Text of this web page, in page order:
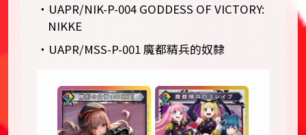
・UAPR/NIK-P-004 GODDESS OF VICTORY:
NIKKE
・UAPR/MSS-P-001 魔都精兵的奴隸